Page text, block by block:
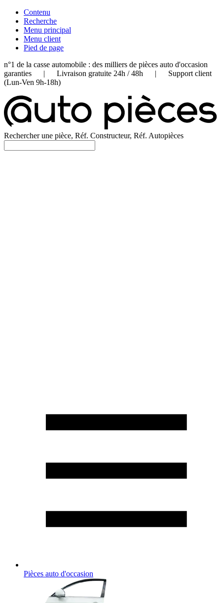
Contenu
Recherche
Menu principal
Menu client
Pied de page
n°1 de la casse automobile : des milliers de pièces auto d'occasion
garanties | Livraison gratuite 24h / 48h | Support client
(Lun-Ven 9h-18h)
Rechercher une pièce, Réf. Constructeur, Réf. Autopièces
Pièces auto d'occasion